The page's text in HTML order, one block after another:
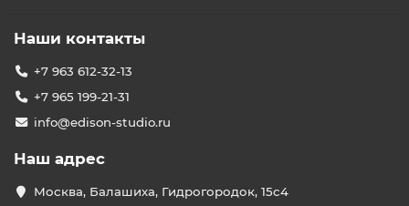
Наши контакты
+7 963 612-32-13
+7 965 199-21-31
info@edison-studio.ru
Наш адрес
Москва, Балашиха, Гидрогородок, 15с4